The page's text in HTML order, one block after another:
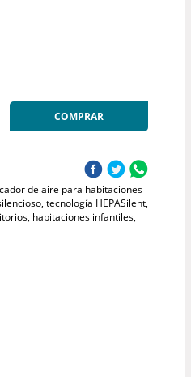
COMPRAR
de aire para habitaciones
tecnología HEPASilent,
habitaciones infantiles,